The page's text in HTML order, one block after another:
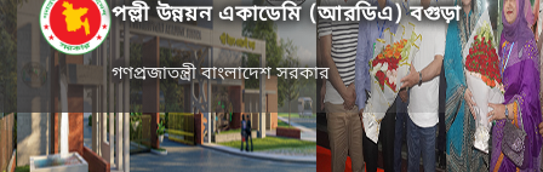
পল্লী উন্নয়ন একাডেমি (আরডিএ) বগুড়া
গণপ্রজাতন্ত্রী বাংলাদেশ সরকার